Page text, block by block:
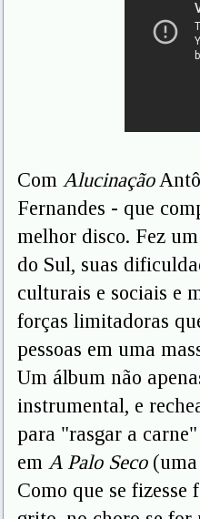
Com Alucinação
Fernandes - que
melhor disco. Fez
do Sul, suas
culturais e sociais e
forças limitadoras
pessoas em uma
Um álbum não
instrumental, e
para "rasgar a
em A Palo Seco(uma
Como que se fizesse